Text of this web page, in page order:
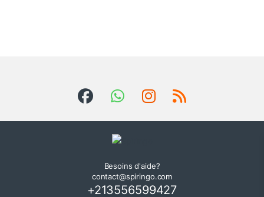
Besoins d'aide?
contact@spiringo.com
+213556599427